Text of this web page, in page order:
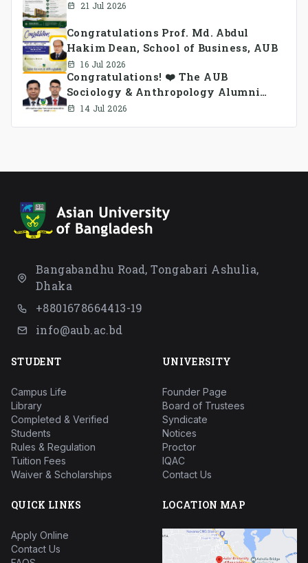
21 Jul 2026
Congratulations Prof. Md. Abdul
Hakim Dean, School of Business, AUB
16 Jul 2026
Congratulations! ❤️ The AUB
Sociology & Anthropology Alumni
Association Ad-hoc Committee has
14 Jul 2026
Bangabandhu Road, Tongabari Ashulia,
Dhaka
+8801678664413-19
info@aub.ac.bd
STUDENT
Campus Life
Library
Completed & Verified
Students
Rules & Regulation
Tuition Fees
Waiver & Scholarships
UNIVERSITY
Founder Page
Board of Trustees
Syndicate
Notices
Proctor
IQAC
Contact Us
QUICK LINKS
Apply Online
Contact Us
LOCATION MAP